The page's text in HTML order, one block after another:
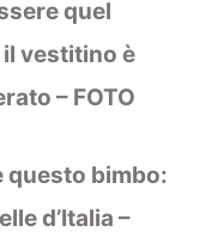
quel
il vestitino è
– FOTO
questo bimbo:
d’Italia –